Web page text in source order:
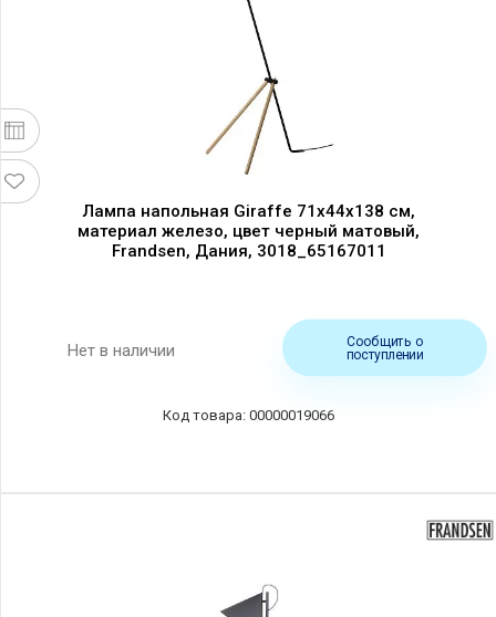
Лампа напольная Giraffe 71x44x138 см,
материал железо, цвет черный матовый,
Frandsen, Дания, 3018_65167011
Нет в наличии
Сообщить о
поступлении
00000019066